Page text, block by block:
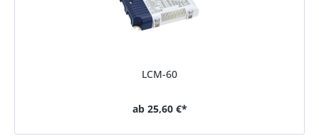
LCM-60
ab 25,60 €*